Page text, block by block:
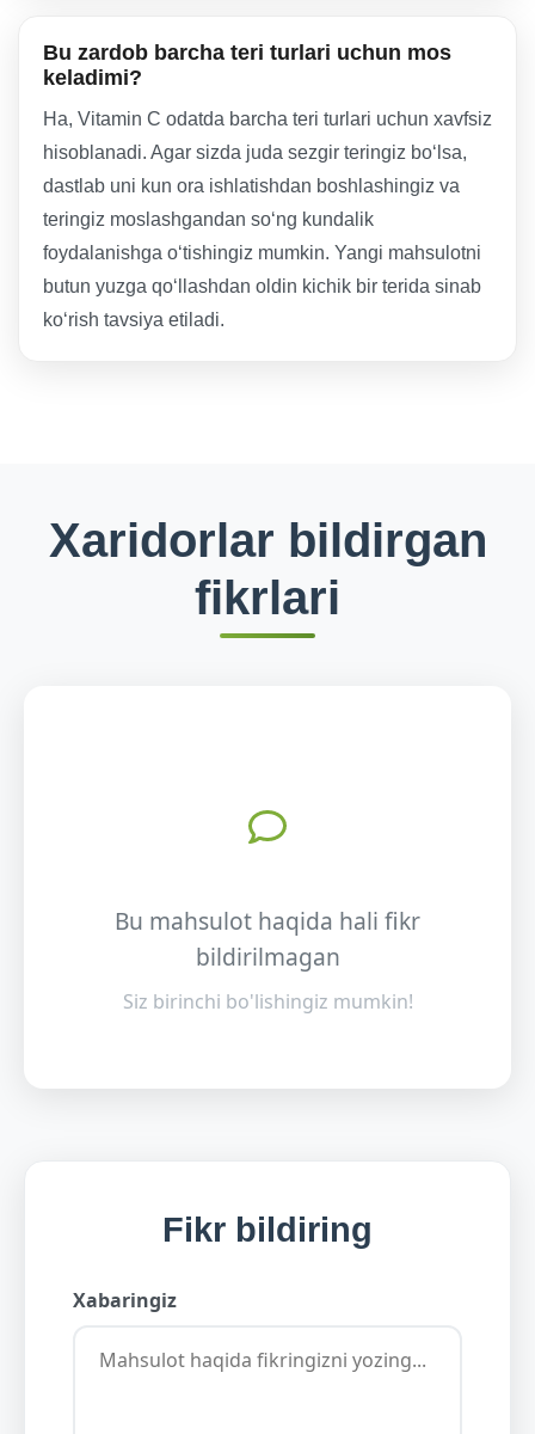
Bu zardob barcha teri turlari uchun mos
keladimi?
Ha, Vitamin C odatda barcha teri turlari uchun xavfsiz
hisoblanadi. Agar sizda juda sezgir teringiz bo‘lsa,
dastlab uni kun ora ishlatishdan boshlashingiz va
teringiz moslashgandan so‘ng kundalik
foydalanishga o‘tishingiz mumkin. Yangi mahsulotni
butun yuzga qo‘llashdan oldin kichik bir terida sinab
ko‘rish tavsiya etiladi.
Xaridorlar bildirgan
fikrlari
Bu mahsulot haqida hali fikr
bildirilmagan
Siz birinchi bo'lishingiz mumkin!
Fikr bildiring
Xabaringiz